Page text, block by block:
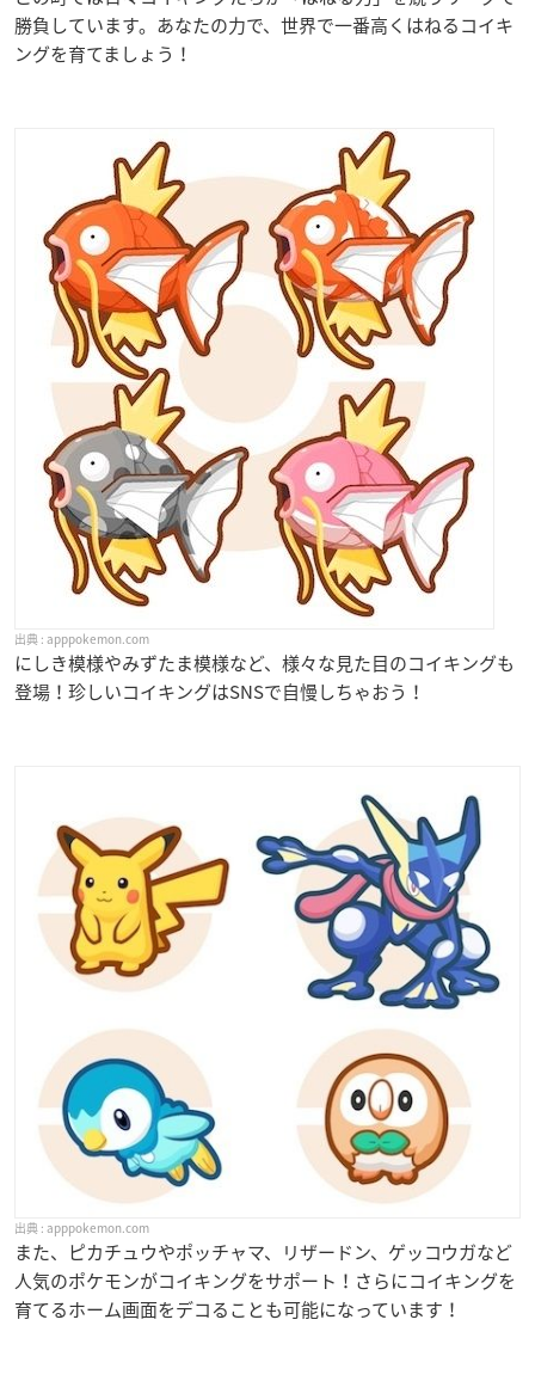
勝負しています。あなたの力で、世界で一番高くはねるコイキ
ングを育てましょう！
apppokemon.com
にしき模様やみずたま模様など、様々な見た目のコイキングも
登場！珍しいコイキングはSNSで自慢しちゃおう！
apppokemon.com
また、ピカチュウやポッチャマ、リザードン、ゲッコウガなど
人気のポケモンがコイキングをサポート！さらにコイキングを
育てるホーム画面をデコることも可能になっています！